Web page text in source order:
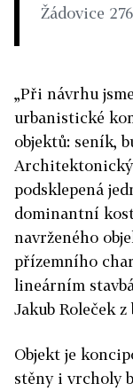
Žádovice
„Při návrhu
urbanistické
objektů: seník,
podsklepená
dominantní
navrženého
přízemního
lineárním
Jakub Roleček
Objekt je
stěny i vrcholy